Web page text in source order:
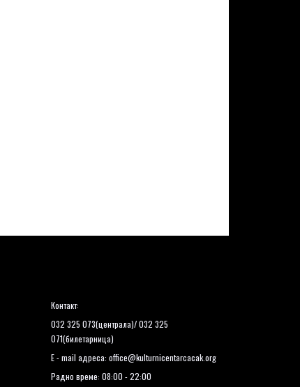
Контакт:
032 325 073(централа)/ 032 325
071(билетарница)
E - mail адреса: office@kulturnicentarcacak.org
Радно време: 08:00 - 22:00